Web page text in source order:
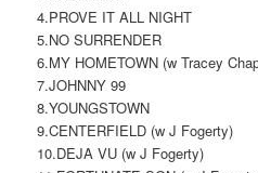
4.PROVE IT ALL NIGHT
5.NO SURRENDER
6.MY HOMETOWN (w Tracey
7.JOHNNY 99
8.YOUNGSTOWN
9.CENTERFIELD (w J Fogerty)
10.DEJA VU (w J Fogerty)